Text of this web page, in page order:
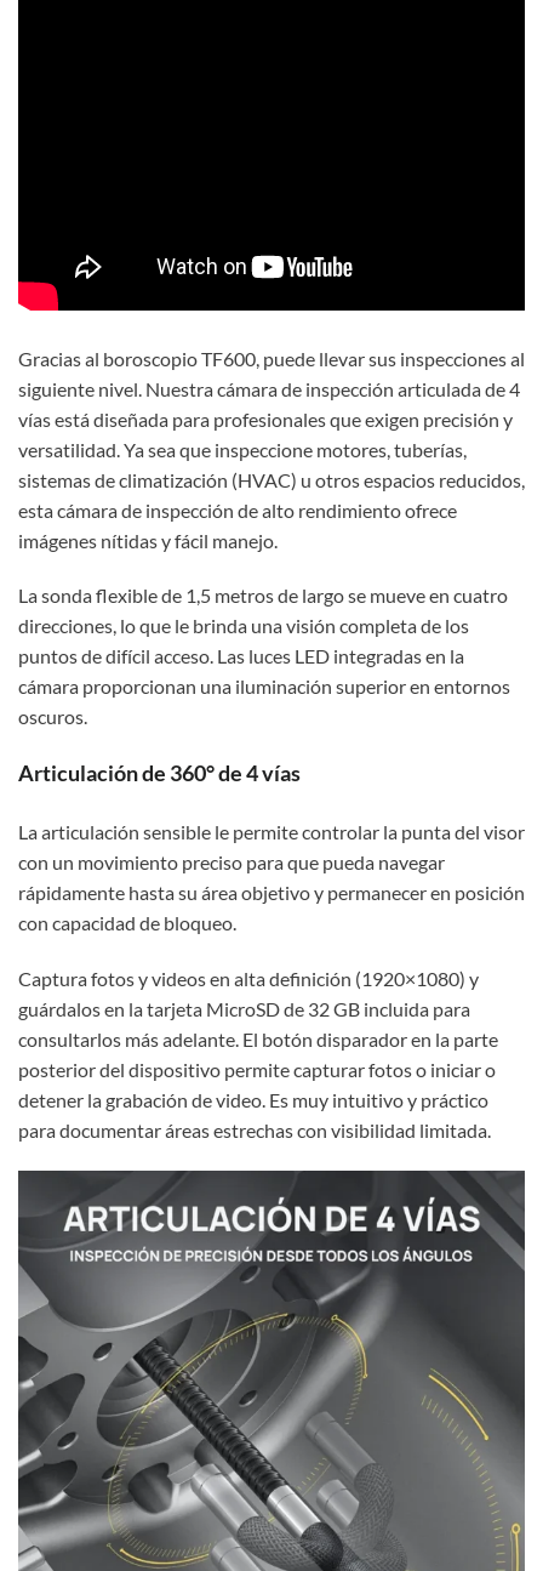
Gracias al boroscopio TF600, puede llevar sus inspecciones al
siguiente nivel. Nuestra cámara de inspección articulada de 4
vías está diseñada para profesionales que exigen precisión y
versatilidad. Ya sea que inspeccione motores, tuberías,
sistemas de climatización (HVAC) u otros espacios reducidos,
esta cámara de inspección de alto rendimiento ofrece
imágenes nítidas y fácil manejo.
La sonda flexible de 1,5 metros de largo se mueve en cuatro
direcciones, lo que le brinda una visión completa de los
puntos de difícil acceso. Las luces LED integradas en la
cámara proporcionan una iluminación superior en entornos
oscuros.
Articulación de 360° de 4 vías
La articulación sensible le permite controlar la punta del visor
con un movimiento preciso para que pueda navegar
rápidamente hasta su área objetivo y permanecer en posición
con capacidad de bloqueo.
Captura fotos y videos en alta definición (1920×1080) y
guárdalos en la tarjeta MicroSD de 32 GB incluida para
consultarlos más adelante. El botón disparador en la parte
posterior del dispositivo permite capturar fotos o iniciar o
detener la grabación de video. Es muy intuitivo y práctico
para documentar áreas estrechas con visibilidad limitada.